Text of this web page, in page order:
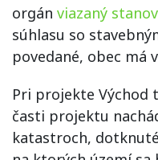
orgán viazaný
súhlasu so
povedané, obec má
Pri projekte Východ
časti projektu
katastroch,